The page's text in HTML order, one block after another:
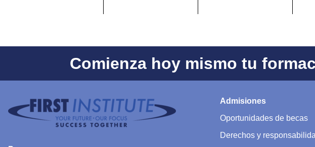
Comienza hoy mismo tu
Admisiones
Oportunidades de becas
Derechos y